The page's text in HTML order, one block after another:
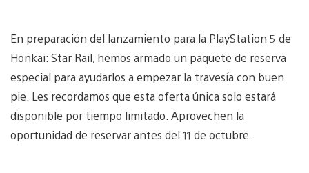
En preparación del lanzamiento para la PlayStation 5 de
Honkai: Star Rail, hemos armado un paquete de reserva
especial para ayudarlos a empezar la travesía con buen
pie. Les recordamos que esta oferta única solo estará
disponible por tiempo limitado. Aprovechen la
oportunidad de reservar antes del 11 de octubre.